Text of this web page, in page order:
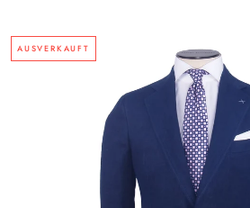
AUSVERKAUFT